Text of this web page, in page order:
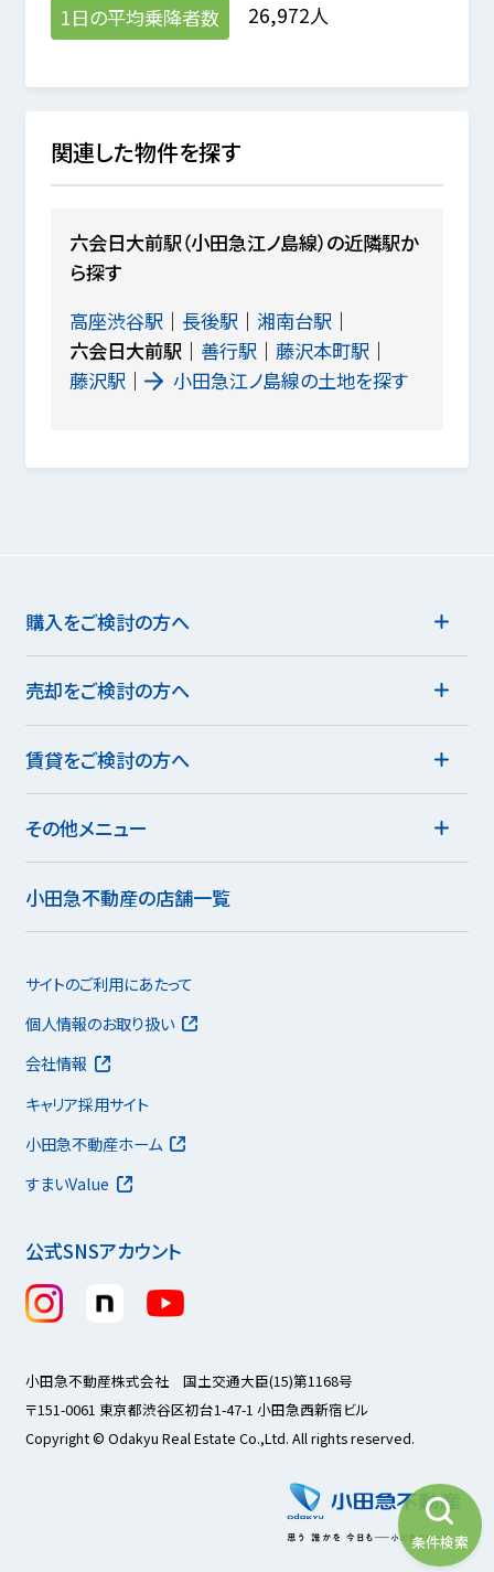
条件検索
1日の平均乗降者数 26,972人
関連した物件を探す
六会日大前駅（小田急江ノ島線）の近隣駅か
ら探す
高座渋谷駅
長後駅
湘南台駅
六会日大前駅
善行駅
藤沢本町駅
藤沢駅
小田急江ノ島線の土地を探す
購入をご検討の方へ
売却をご検討の方へ
賃貸をご検討の方へ
その他メニュー
小田急不動産の店舗一覧
公式SNSアカウント
サイトのご利用にあたって
個人情報のお取り扱い
会社情報
キャリア採用サイト
小田急不動産ホーム
すまいValue
小田急不動産株式会社 国土交通大臣(15)第1168号
〒151-0061 東京都渋谷区初台1-47-1 小田急西新宿ビル
Copyright © Odakyu Real Estate Co.,Ltd. All rights reserved.